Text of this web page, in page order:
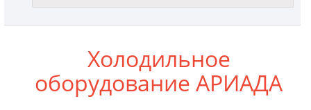
Холодильное
оборудование АРИАДА